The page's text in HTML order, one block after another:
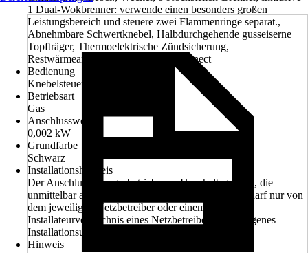
1 Dual-Wokbrenner: verwende einen besonders großen
Leistungsbereich und steuere zwei Flammenringe separat.,
Abnehmbare Schwertknebel, Halbdurchgehende gusseiserne
Topfträger, Thermoelektrische Zündsicherung,
Restwärmeanzeige 5-fach, Home Connect
Bedienung
Knebelsteuerung
Betriebsart
Gas
Anschlusswert
0,002 kW
Grundfarbe
Schwarz
Installationshinweis
Der Anschluss von gasbetriebenen Haushaltsgeräten, die
unmittelbar an das Gasnetz angeschlossen werden, darf nur von
dem jeweiligen Netzbetreiber oder einem in ein
Installateurverzeichnis eines Netzbetreibers eingetragenes
Installationsunternehmen durchgeführt werden
Hinweis